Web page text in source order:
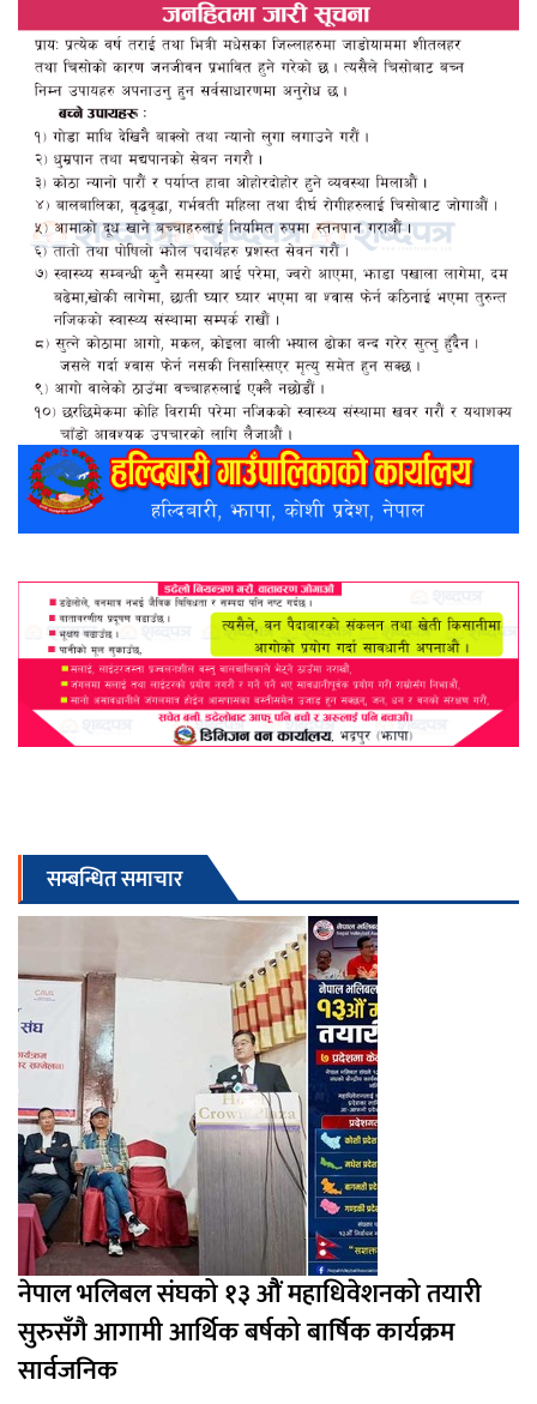
सम्बन्धित समाचार
नेपाल भलिबल संघको १३ औैं महाधिवेशनको तयारी
सुरुसँगै आगामी आर्थिक बर्षको बार्षिक कार्यक्रम
सार्वजनिक